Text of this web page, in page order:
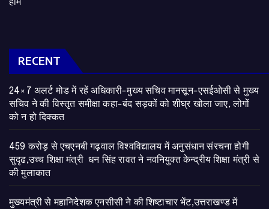
होम
RECENT
24×7 अलर्ट मोड में रहें अधिकारी-मुख्य सचिव मानसून-एसईओसी से मुख्य
सचिव ने की विस्तृत समीक्षा कहा-बंद सड़कों को शीघ्र खोला जाए, लोगों
को न हो दिक्कत
459 करोड़ से एचएनबी गढ़वाल विश्वविद्यालय में अनुसंधान संरचना होगी
सुदृढ,उच्च शिक्षा मंत्री धन सिंह रावत ने नवनियुक्त केन्द्रीय शिक्षा मंत्री से
की मुलाकात
मुख्यमंत्री से महानिदेशक एनसीसी ने की शिष्टाचार भेंट,उत्तराखण्ड में